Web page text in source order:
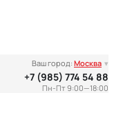
Ваш город: Москва ▾
+7 (985) 774 54 88
Пн-Пт 9:00—18:00